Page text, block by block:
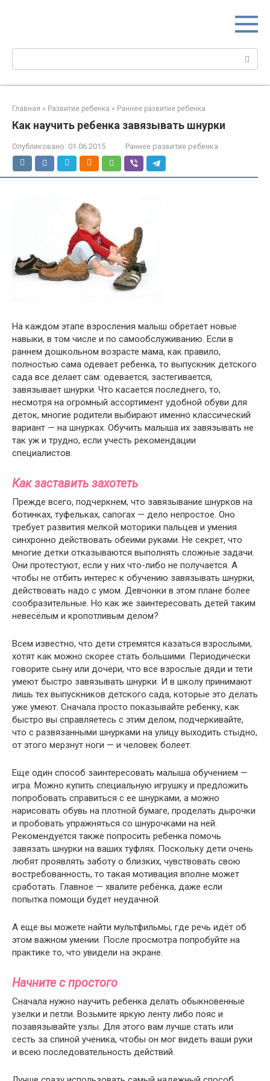
Поиск:
Главная » Развитие ребенка » Раннее развитие ребенка
Как научить ребенка завязывать шнурки
Опубликовано: 01.06.2015 Раннее развитие ребенка
На каждом этапе взросления малыш обретает новые
навыки, в том числе и по самообслуживанию. Если в
раннем дошкольном возрасте мама, как правило,
полностью сама одевает ребенка, то выпускник детского
сада все делает сам: одевается, застегивается,
завязывает шнурки. Что касается последнего, то,
несмотря на огромный ассортимент удобной обуви для
деток, многие родители выбирают именно классический
вариант — на шнурках. Обучить малыша их завязывать не
так уж и трудно, если учесть рекомендации
специалистов.
Как заставить захотеть
Прежде всего, подчеркнем, что завязывание шнурков на
ботинках, туфельках, сапогах — дело непростое. Оно
требует развития мелкой моторики пальцев и умения
синхронно действовать обеими руками. Не секрет, что
многие детки отказываются выполнять сложные задачи.
Они протестуют, если у них что-либо не получается. А
чтобы не отбить интерес к обучению завязывать шнурки,
действовать надо с умом. Девчонки в этом плане более
сообразительные. Но как же заинтересовать детей таким
невесёлым и кропотливым делом?
Всем известно, что дети стремятся казаться взрослыми,
хотят как можно скорее стать большими. Периодически
говорите сыну или дочери, что все взрослые дяди и тети
умеют быстро завязывать шнурки. И в школу принимают
лишь тех выпускников детского сада, которые это делать
уже умеют. Сначала просто показывайте ребенку, как
быстро вы справляетесь с этим делом, подчеркивайте,
что с развязанными шнурками на улицу выходить стыдно,
от этого мерзнут ноги — и человек болеет.
Еще один способ заинтересовать малыша обучением —
игра. Можно купить специальную игрушку и предложить
попробовать справиться с ее шнурками, а можно
нарисовать обувь на плотной бумаге, проделать дырочки
и пробовать упражняться со шнурочками на ней.
Рекомендуется также попросить ребенка помочь
завязать шнурки на ваших туфлях. Поскольку дети очень
любят проявлять заботу о близких, чувствовать свою
востребованность, то такая мотивация вполне может
сработать. Главное — хвалите ребёнка, даже если
попытка помощи будет неудачной.
А еще вы можете найти мультфильмы, где речь идёт об
этом важном умении. После просмотра попробуйте на
практике то, что увидели на экране.
Начните с простого
Сначала нужно научить ребенка делать обыкновенные
узелки и петли. Возьмите яркую ленту либо пояс и
позавязывайте узлы. Для этого вам лучше стать или
сесть за спиной ученика, чтобы он мог видеть ваши руки
и всею последовательность действий.